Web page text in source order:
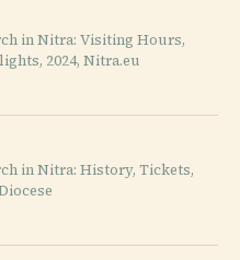
in Nitra: Visiting Hours,
2024, Nitra.eu
in Nitra: History, Tickets,